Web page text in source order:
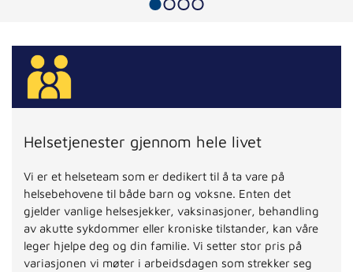
Helsetjenester gjennom hele livet
Vi er et helseteam som er dedikert til å ta vare på
helsebehovene til både barn og voksne. Enten det
gjelder vanlige helsesjekker, vaksinasjoner, behandling
av akutte sykdommer eller kroniske tilstander, kan våre
leger hjelpe deg og din familie. Vi setter stor pris på
variasjonen vi møter i arbeidsdagen som strekker seg